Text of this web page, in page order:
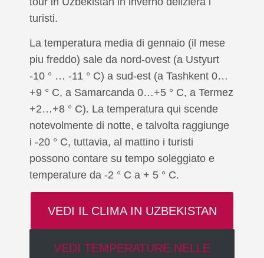
turisti.
La temperatura media di gennaio (il mese
piu freddo) sale da nord-ovest (a Ustyurt
-10 ° … -11 ° C) a sud-est (a Tashkent 0…
+9 ° C, a Samarcanda 0…+5 ° C, a Termez
+2…+8 ° C). La temperatura qui scende
notevolmente di notte, e talvolta raggiunge
i -20 ° C, tuttavia, al mattino i turisti
possono contare su tempo soleggiato e
temperature da -2 ° C a + 5 ° C.
VEDI IL CLIMA IN UZBEKISTAN
VEDI TEMPERATURE NELLE